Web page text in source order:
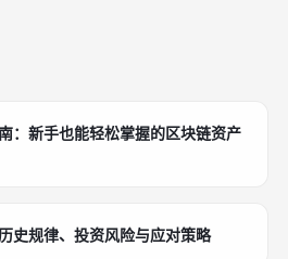
：新手也能轻松掌握的区块链资产
史规律、投资风险与应对策略